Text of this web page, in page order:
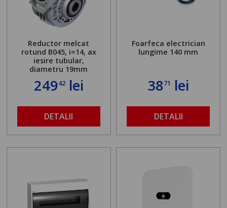
Reductor melcat
rotund B045, i=14, ax
iesire tubular,
diametru 19mm
24942lei
DETALII
Foarfeca electrician
lungime 140 mm
3871 lei
DETALII